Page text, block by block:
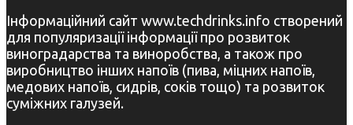
Інформаційний сайт www.techdrinks.info створений
для популяризації інформації про розвиток
виноградарства та виноробства, а також про
виробництво інших напоїв (пива, міцних напоїв,
медових напоїв, сидрів, соків тощо) та розвиток
суміжних галузей.